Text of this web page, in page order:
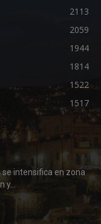
2113
2059
1944
1814
1522
1517
intensifica en zona